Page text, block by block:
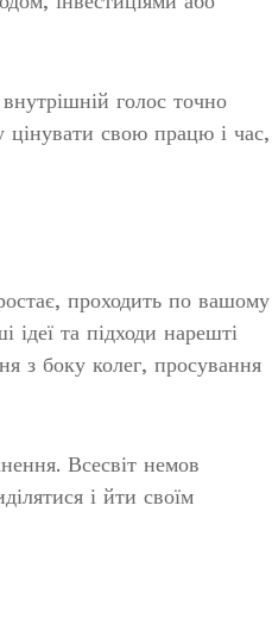
голос точно
свою працю і час,
проходить по вашому
ідеї та підходи нарешті
з боку колег, просування
Всесвіт немов
і йти своїм